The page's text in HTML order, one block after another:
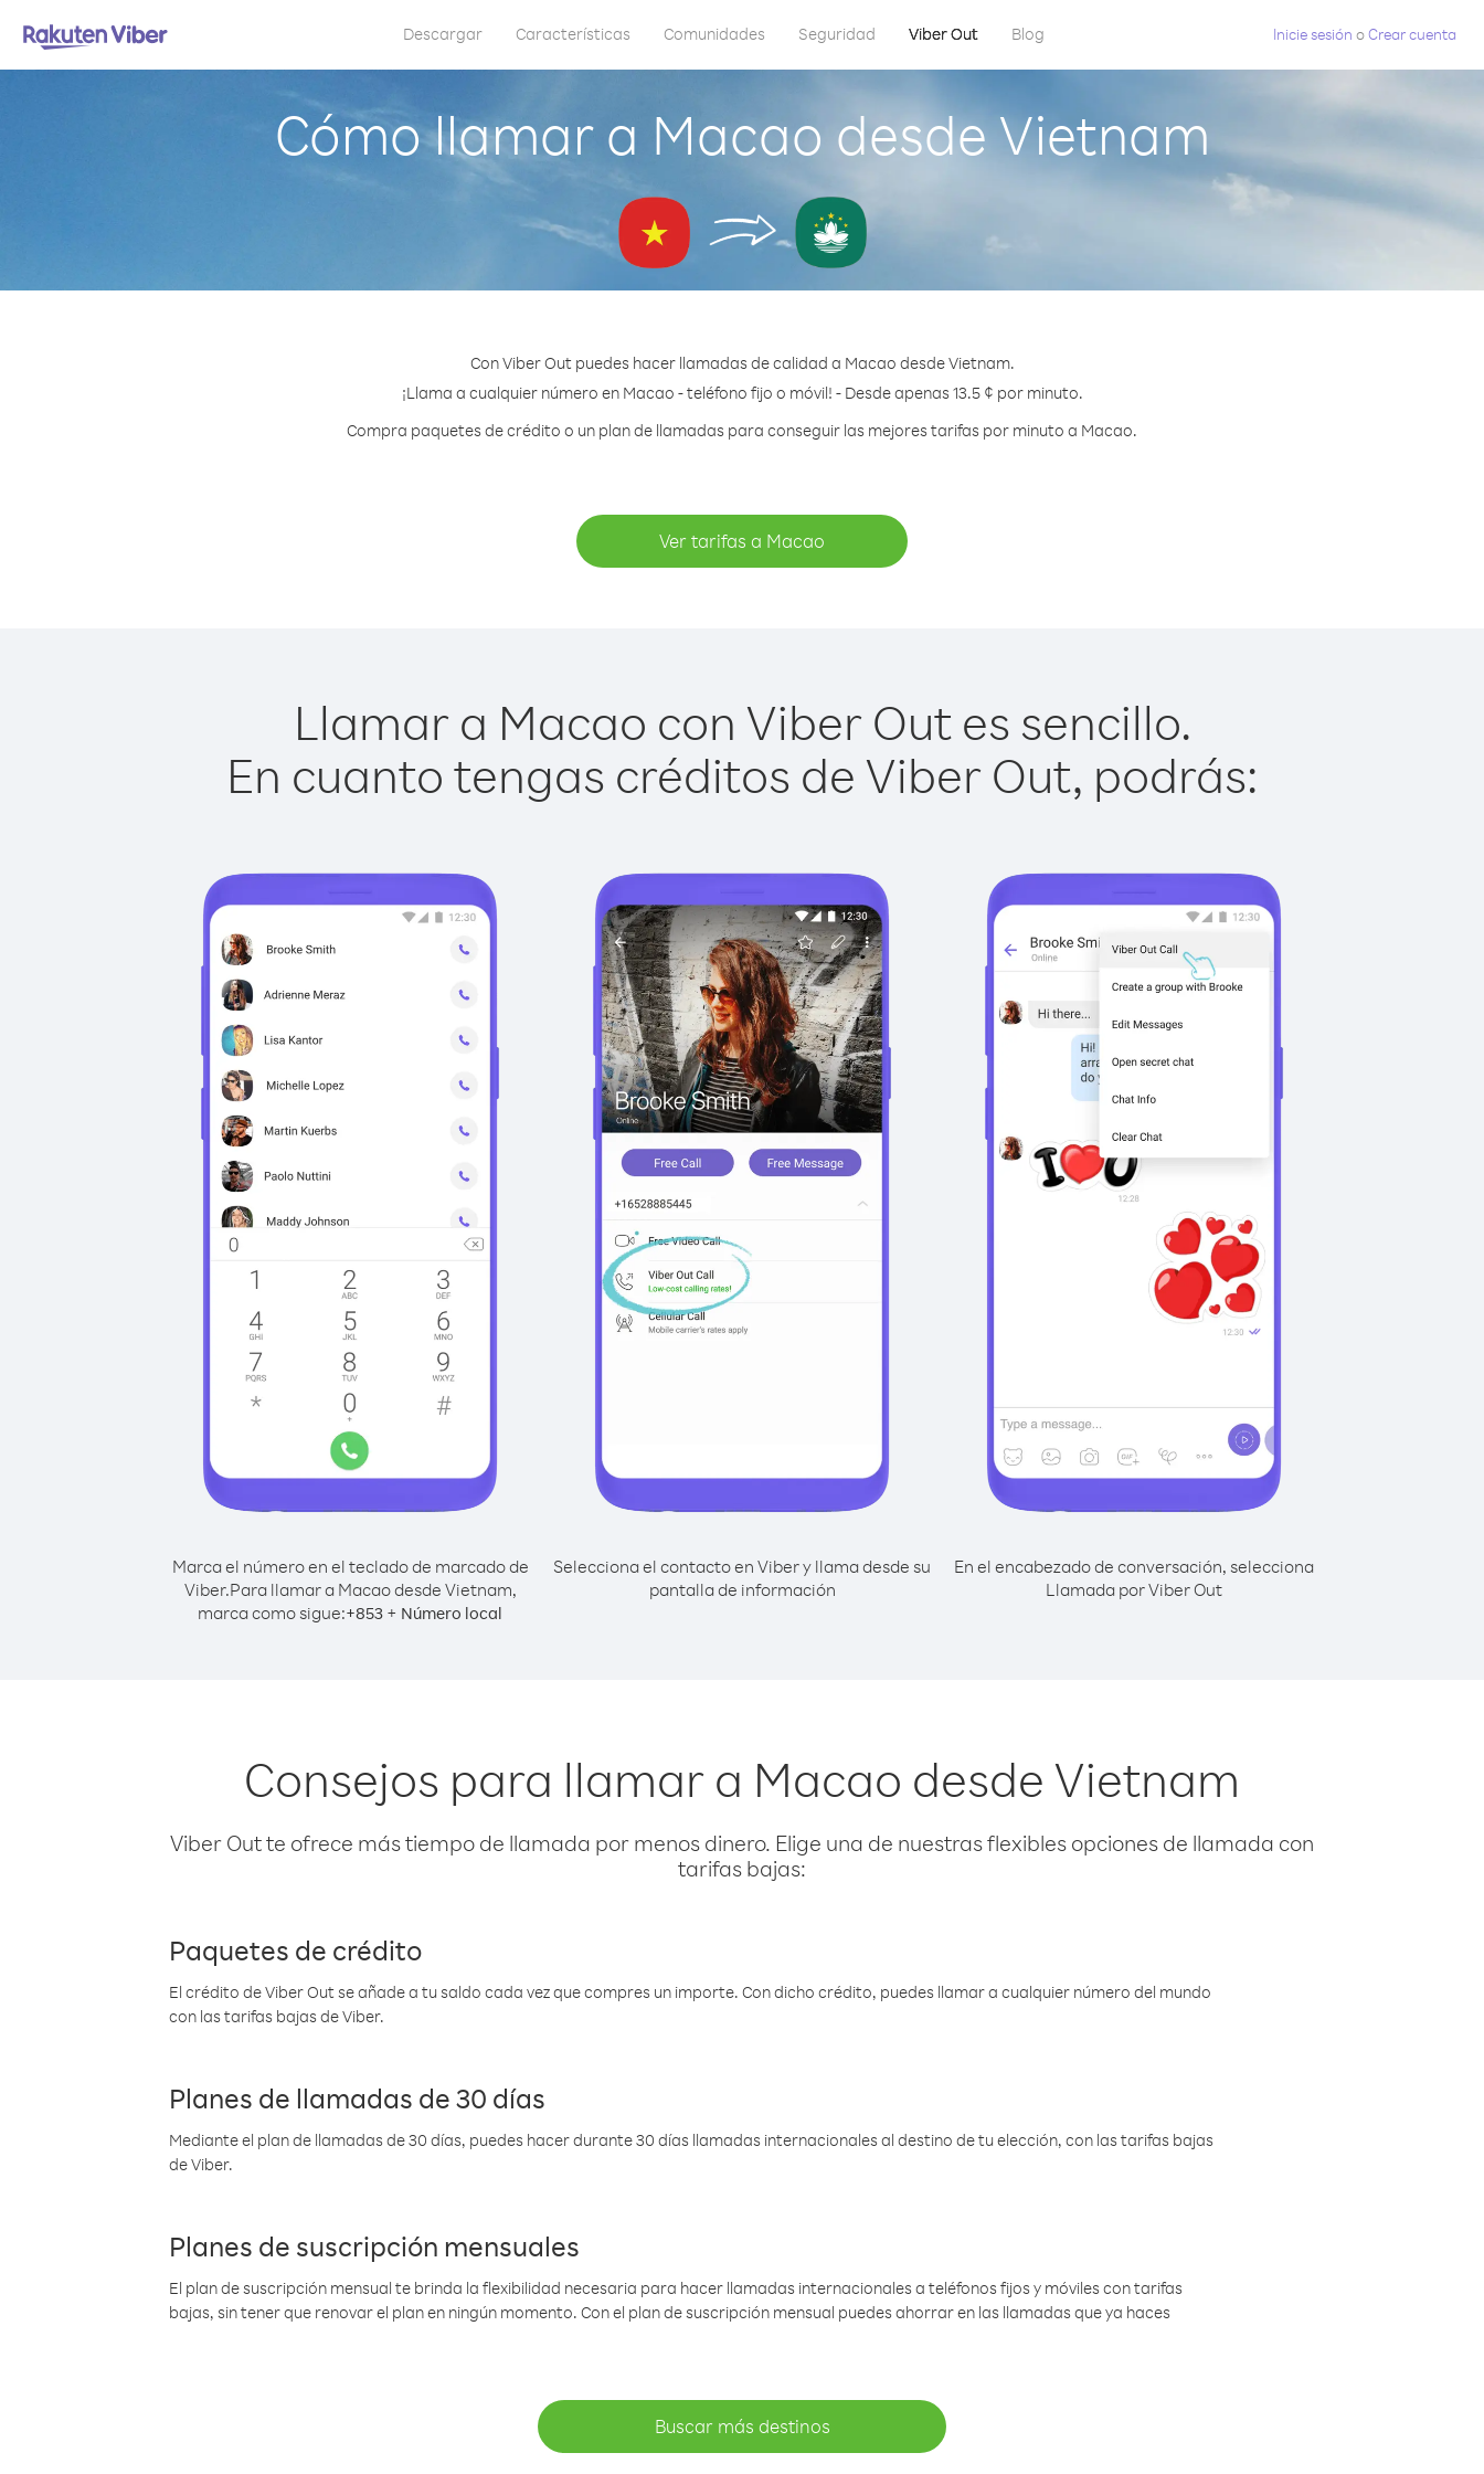
Descargar Características Comunidades Seguridad Viber Out Blog Inicie sesión oCrear cuenta
Cómo llamar a Macao desde Vietnam
Con Viber Out puedes hacer llamadas de calidad a Macao desde Vietnam.
¡Llama a cualquier número en Macao - teléfono fijo o móvil! - Desde apenas 13.5 ¢ por minuto.
Compra paquetes de crédito o un plan de llamadas para conseguir las mejores tarifas por minuto a Macao.
Ver tarifas a Macao
Llamar a Macao con Viber Out es sencillo.
En cuanto tengas créditos de Viber Out, podrás:
Marca el número en el teclado de marcado de
Viber.Para llamar a Macao desde Vietnam,
marca como sigue:+853 + Número local
Selecciona el contacto en Viber y llama desde su
pantalla de información
En el encabezado de conversación, selecciona
Llamada por Viber Out
Consejos para llamar a Macao desde Vietnam
Viber Out te ofrece más tiempo de llamada por menos dinero. Elige una de nuestras flexibles opciones de llamada con
tarifas bajas:
Paquetes de crédito
El crédito de Viber Out se añade a tu saldo cada vez que compres un importe. Con dicho crédito, puedes llamar a cualquier número del mundo
con las tarifas bajas de Viber.
Planes de llamadas de 30 días
Mediante el plan de llamadas de 30 días, puedes hacer durante 30 días llamadas internacionales al destino de tu elección, con las tarifas bajas
de Viber.
Planes de suscripción mensuales
El plan de suscripción mensual te brinda la flexibilidad necesaria para hacer llamadas internacionales a teléfonos fijos y móviles con tarifas
bajas, sin tener que renovar el plan en ningún momento. Con el plan de suscripción mensual puedes ahorrar en las llamadas que ya haces
Buscar más destinos